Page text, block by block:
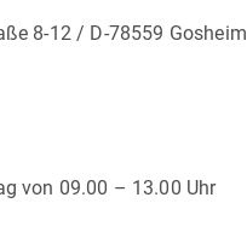
8-12 / D-78559 Gosheim
von 09.00 – 13.00 Uhr